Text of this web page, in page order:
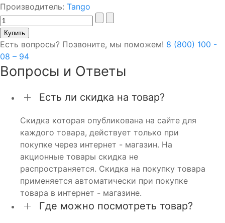
Производитель: Tango
Есть вопросы? Позвоните, мы поможем! 8 (800) 100 -
08 – 94
Вопросы и Ответы
Есть ли скидка на товар?
Скидка которая опубликована на сайте для
каждого товара, действует только при
покупке через интернет - магазин. На
акционные товары скидка не
распространяется. Скидка на покупку товара
применяется автоматически при покупке
товара в интернет - магазине.
Где можно посмотреть товар?